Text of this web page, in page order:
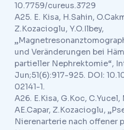
10.7759/cureus.3729
A25. E. Kisa, H.Sahin,
Z.Kozacioglu, Y.O.Ilbey,
und Veränderungen bei
partieller Nephrektomie“,
Jun;51(6):917-925. DOI:
02141-1.
A26. E.Kisa, G.Koc, C.Yucel,
AE.Capar, Z.Kozacioglu,
Nierenarterie nach offener